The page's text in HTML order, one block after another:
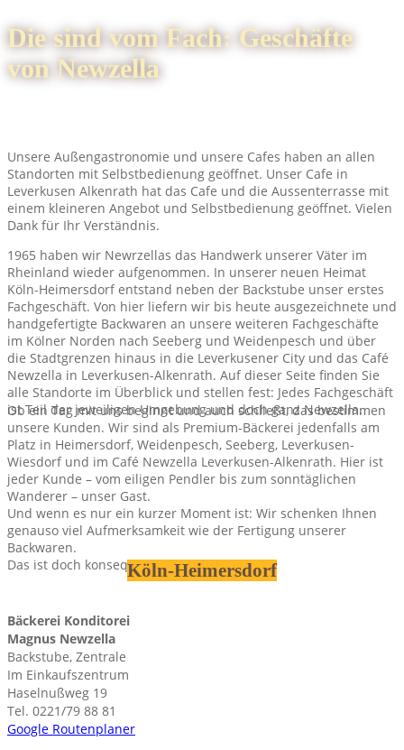
Die sind vom Fach: Geschäfte
von Newzella
Unsere Außengastronomie und unsere Cafes haben an allen
Standorten mit Selbstbedienung geöffnet. Unser Cafe in
Leverkusen Alkenrath hat das Cafe und die Aussenterrasse mit
einem kleineren Angebot und Selbstbedienung geöffnet. Vielen
Dank für Ihr Verständnis.
1965 haben wir Newrzellas das Handwerk unserer Väter im
Rheinland wieder aufgenommen. In unserer neuen Heimat
Köln-Heimersdorf entstand neben der Backstube unser erstes
Fachgeschäft. Von hier liefern wir bis heute ausgezeichnete und
handgefertigte Backwaren an unsere weiteren Fachgeschäfte
im Kölner Norden nach Seeberg und Weidenpesch und über
die Stadtgrenzen hinaus in die Leverkusener City und das Café
Newzella in Leverkusen-Alkenrath. Auf dieser Seite finden Sie
alle Standorte im Überblick und stellen fest: Jedes Fachgeschäft
ist Teil der jeweiligen Umgebung und doch ganz Newzella.
Ob ein Tag mit uns beginnt und auch schließt, das bestimmen
unsere Kunden. Wir sind als Premium-Bäckerei jedenfalls am
Platz in Heimersdorf, Weidenpesch, Seeberg, Leverkusen-
Wiesdorf und im Café Newzella Leverkusen-Alkenrath. Hier ist
jeder Kunde – vom eiligen Pendler bis zum sonntäglichen
Wanderer – unser Gast.
Und wenn es nur ein kurzer Moment ist: Wir schenken Ihnen
genauso viel Aufmerksamkeit wie der Fertigung unserer
Backwaren.
Das ist doch konsequent, oder?Köln-Heimersdorf
Bäckerei Konditorei
Magnus Newzella
Backstube, Zentrale
Im Einkaufszentrum
Haselnußweg 19
Tel. 0221/79 88 81
Google Routenplaner